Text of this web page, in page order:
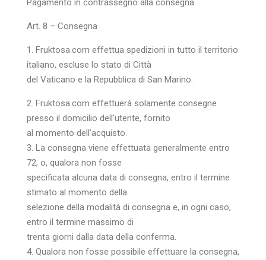
Pagamento in contrassegno alla consegna.
Art. 8 – Consegna
1. Fruktosa.com effettua spedizioni in tutto il territorio
italiano, escluse lo stato di Città
del Vaticano e la Repubblica di San Marino.
2. Fruktosa.com effettuerà solamente consegne
presso il domicilio dell’utente, fornito
al momento dell’acquisto.
3. La consegna viene effettuata generalmente entro
72, o, qualora non fosse
specificata alcuna data di consegna, entro il termine
stimato al momento della
selezione della modalità di consegna e, in ogni caso,
entro il termine massimo di
trenta giorni dalla data della conferma.
4. Qualora non fosse possibile effettuare la consegna,